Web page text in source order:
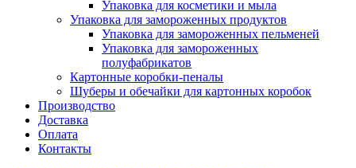
Упаковка для косметики и мыла
Упаковка для замороженных продуктов
Упаковка для замороженных пельменей
Упаковка для замороженных
полуфабрикатов
Картонные коробки-пеналы
Шуберы и обечайки для картонных коробок
Производство
Доставка
Оплата
Контакты